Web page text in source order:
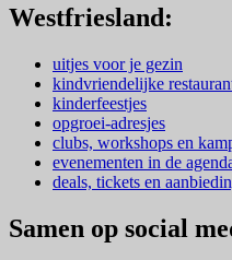
Westfriesland:
uitjes voor je gezin
kindvriendelijke
kinderfeestjes
opgroei-adresjes
clubs, workshops en
evenementen in de
deals, tickets en
Samen op social